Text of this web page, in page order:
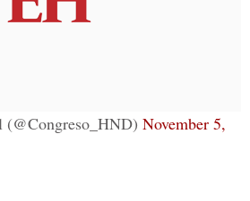
November 5,